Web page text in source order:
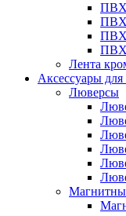
ПВХ
ПВХ
ПВХ
ПВХ
Лента
Аксессуары
Люверсы